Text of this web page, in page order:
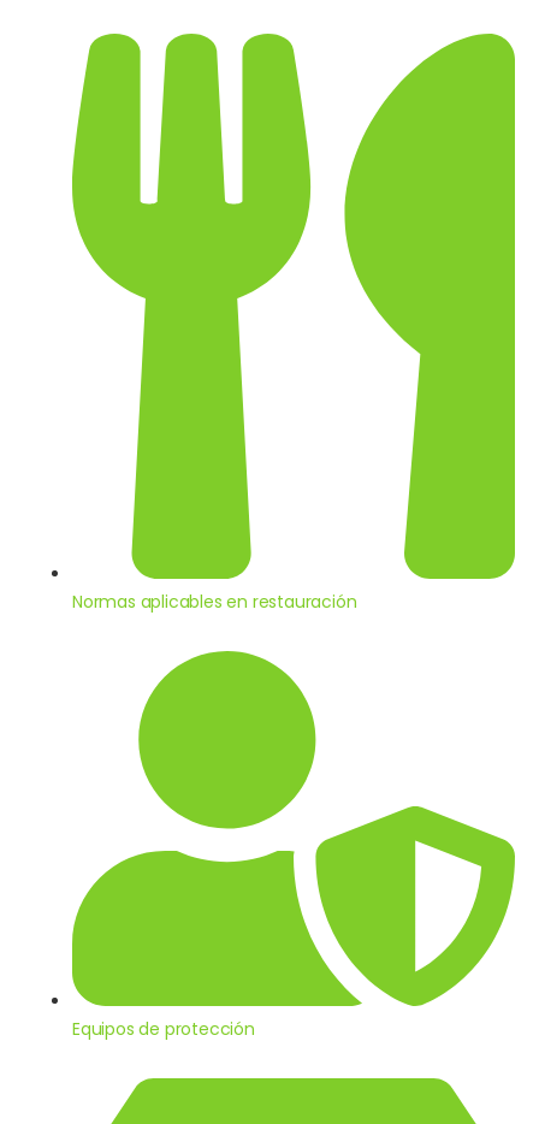
Normas aplicables en restauración
Equipos de protección